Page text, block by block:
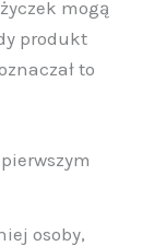
mogą
produkt
to
osoby,